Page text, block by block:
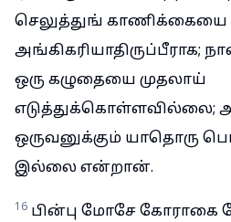
செலுத்துங் காணிக்கையை
அங்கிகரியாதிருப்பீராக;
ஒரு கழுதையை முதலாய்
எடுத்துக்கொள்ளவில்லை;
ஒருவனுக்கும் யாதொரு
இல்லை என்றான்.
16 பின்பு மோசே கோராகை